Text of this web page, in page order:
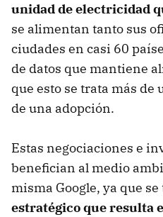
unidad de electricidad
se alimentan tanto sus
ciudades en casi 60
de datos que mantiene
que esto se trata más de
de una adopción.
Estas negociaciones e
benefician al medio
misma Google, ya que
estratégico que resulta